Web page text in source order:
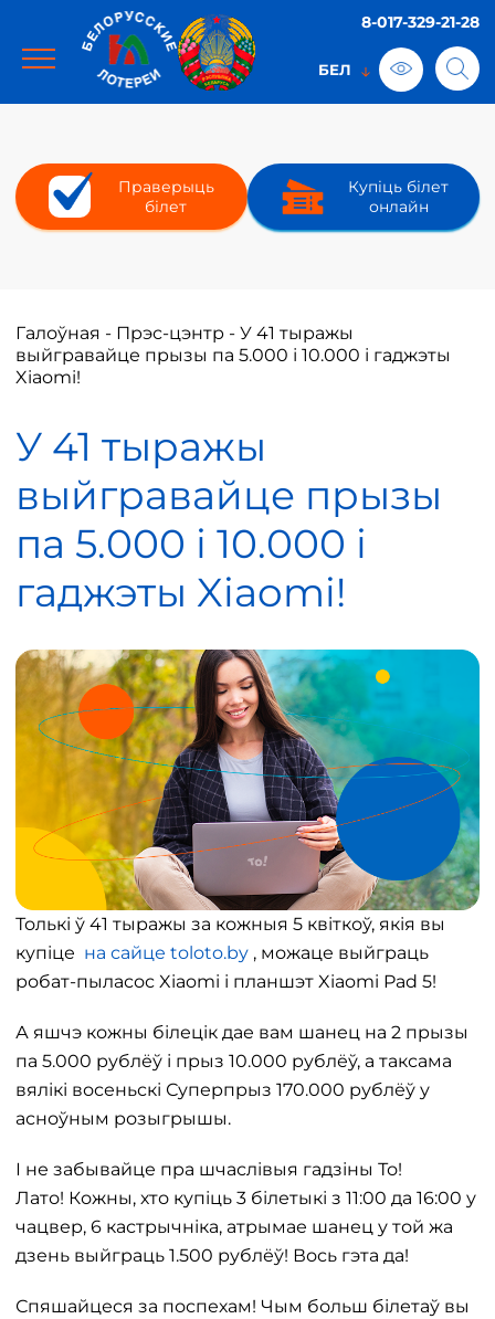
8-017-329-21-28
Праверыць
білет
Купіць білет
онлайн
Галоўная - Прэс-цэнтр - У 41 тыражы
выйгравайце прызы па 5.000 і 10.000 і гаджэты
Xiaomi!
У 41 тыражы
выйгравайце прызы
па 5.000 і 10.000 і
гаджэты Xiaomi!
Толькі ў 41 тыражы за кожныя 5 квіткоў, якія вы
купіце на сайце toloto.by , можаце выйграць
робат-пыласос Xiaomi і планшэт Xiaomi Pad 5!
А яшчэ кожны білецік дае вам шанец на 2 прызы
па 5.000 рублёў і прыз 10.000 рублёў, а таксама
вялікі восеньскі Суперпрыз 170.000 рублёў у
асноўным розыгрышы.
І не забывайце пра шчаслівыя гадзіны То!
Лато! Кожны, хто купіць 3 білетыкі з 11:00 да 16:00 у
чацвер, 6 кастрычніка, атрымае шанец у той жа
дзень выйграць 1.500 рублёў! Вось гэта да!
Спяшайцеся за поспехам! Чым больш білетаў вы